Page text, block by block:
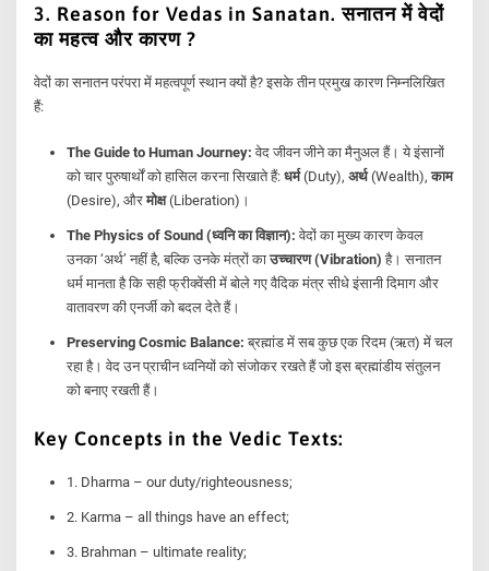
3. Reason for Vedas in Sanatan. सनातन में वेदों
का महत्व और कारण ?
वेदों का सनातन परंपरा में महत्वपूर्ण स्थान क्यों है? इसके तीन प्रमुख कारण निम्नलिखित
हैं:
The Guide to Human Journey: वेद जीवन जीने का मैनुअल हैं। ये इंसानों
को चार पुरुषार्थों को हासिल करना सिखाते हैं: धर्म(Duty), अर्थ(Wealth), काम
(Desire), और मोक्ष(Liberation)।
The Physics of Sound (ध्वनि का विज्ञान): वेदों का मुख्य कारण केवल
उनका ‘अर्थ’ नहीं है, बल्कि उनके मंत्रों का उच्चारण (Vibration) है। सनातन
धर्म मानता है कि सही फ्रीक्वेंसी में बोले गए वैदिक मंत्र सीधे इंसानी दिमाग और
वातावरण की एनर्जी को बदल देते हैं।
Preserving Cosmic Balance: ब्रह्मांड में सब कुछ एक रिदम (ऋत) में चल
रहा है। वेद उन प्राचीन ध्वनियों को संजोकर रखते हैं जो इस ब्रह्मांडीय संतुलन
को बनाए रखती हैं।
Key Concepts in the Vedic Texts:
1. Dharma – our duty/righteousness;
2. Karma – all things have an effect;
3. Brahman – ultimate reality;